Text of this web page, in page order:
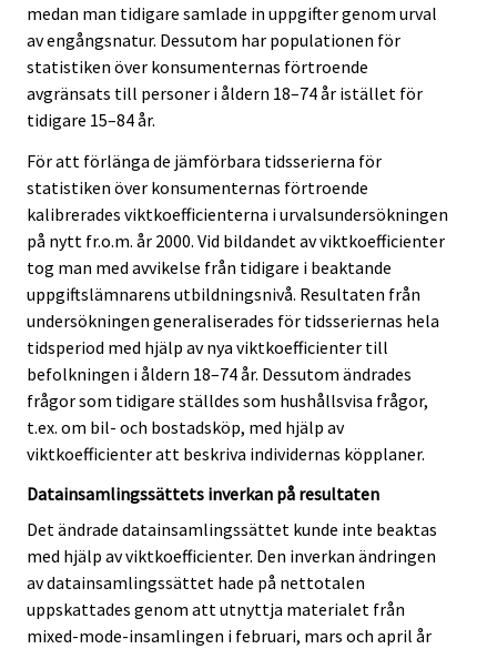
medan man tidigare samlade in uppgifter genom urval
av engångsnatur. Dessutom har populationen för
statistiken över konsumenternas förtroende
avgränsats till personer i åldern 18–74 år istället för
tidigare 15–84 år.
För att förlänga de jämförbara tidsserierna för
statistiken över konsumenternas förtroende
kalibrerades viktkoefficienterna i urvalsundersökningen
på nytt fr.o.m. år 2000. Vid bildandet av viktkoefficienter
tog man med avvikelse från tidigare i beaktande
uppgiftslämnarens utbildningsnivå. Resultaten från
undersökningen generaliserades för tidsseriernas hela
tidsperiod med hjälp av nya viktkoefficienter till
befolkningen i åldern 18–74 år. Dessutom ändrades
frågor som tidigare ställdes som hushållsvisa frågor,
t.ex. om bil- och bostadsköp, med hjälp av
viktkoefficienter att beskriva individernas köpplaner.
Datainsamlingssättets inverkan på resultaten
Det ändrade datainsamlingssättet kunde inte beaktas
med hjälp av viktkoefficienter. Den inverkan ändringen
av datainsamlingssättet hade på nettotalen
uppskattades genom att utnyttja materialet från
mixed-mode-insamlingen i februari, mars och april år